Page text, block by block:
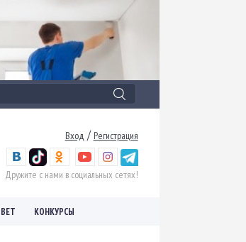
Вход / Регистрация
Дружите с нами в социальных сетях!
КОНКУРСЫ